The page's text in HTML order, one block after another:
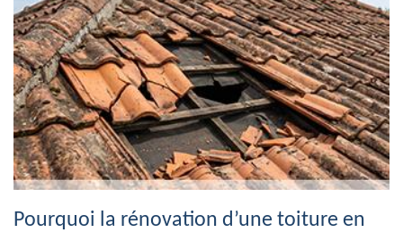
Pourquoi la rénovation d’une toiture en